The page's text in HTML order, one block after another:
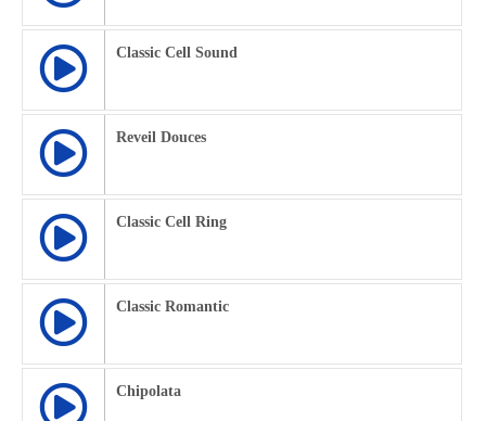
Classic Cell Sound
Reveil Douces
Classic Cell Ring
Classic Romantic
Chipolata